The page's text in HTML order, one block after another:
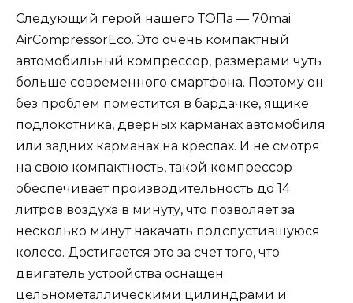
Следующий герой нашего ТОПа — 70mai
AirCompressorEco. Это очень компактный
автомобильный компрессор, размерами чуть
больше современного смартфона. Поэтому он
без проблем поместится в бардачке, ящике
подлокотника, дверных карманах автомобиля
или задних карманах на креслах. И не смотря
на свою компактность, такой компрессор
обеспечивает производительность до 14
литров воздуха в минуту, что позволяет за
несколько минут накачать подспустившуюся
колесо. Достигается это за счет того, что
двигатель устройства оснащен
цельнометаллическими цилиндрами и